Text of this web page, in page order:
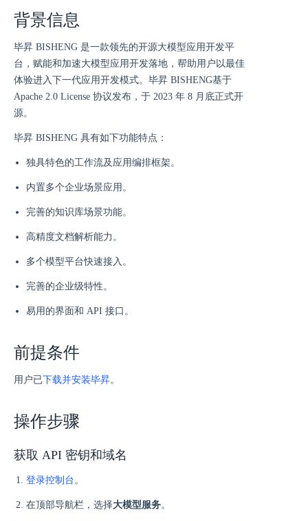
背景信息
毕昇 BISHENG 是一款领先的开源大模型应用开发平
台，赋能和加速大模型应用开发落地，帮助用户以最佳
体验进入下一代应用开发模式。毕昇 BISHENG基于
Apache 2.0 License 协议发布，于 2023 年 8 月底正式开
源。
毕昇 BISHENG 具有如下功能特点：
独具特色的工作流及应用编排框架。
内置多个企业场景应用。
完善的知识库场景功能。
高精度文档解析能力。
多个模型平台快速接入。
完善的企业级特性。
易用的界面和 API 接口。
前提条件
用户已下载并安装毕昇。
操作步骤
获取 API 密钥和域名
登录控制台。
在顶部导航栏，选择大模型服务。